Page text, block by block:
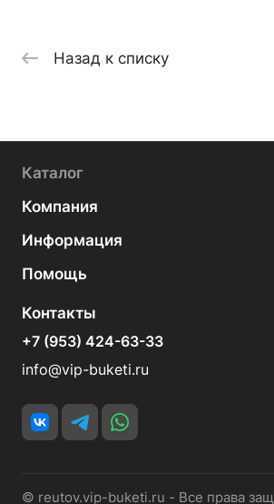
Назад к списку
Каталог
Компания
Информация
Помощь
Контакты
+7 (953) 424-63-33
info@vip-buketi.ru
© reutov.vip-buketi.ru - Все права